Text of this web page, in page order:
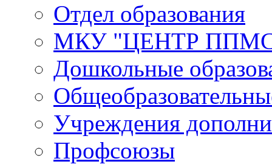
Отдел образования
МКУ "ЦЕНТР
Дошкольные
Учреждения
Профсоюзы